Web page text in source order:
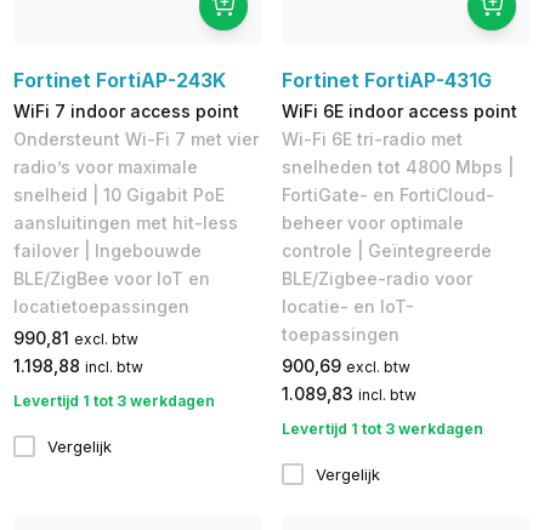
Fortinet FortiAP-243K
WiFi 7 indoor access point
Ondersteunt Wi-Fi 7 met vier
radio’s voor maximale
snelheid | 10 Gigabit PoE
aansluitingen met hit-less
failover | Ingebouwde
BLE/ZigBee voor IoT en
locatietoepassingen
990,81 excl. btw
1.198,88 incl. btw
Levertijd 1 tot 3 werkdagen
Vergelijk
Fortinet FortiAP-431G
WiFi 6E indoor access point
Wi-Fi 6E tri-radio met
snelheden tot 4800 Mbps |
FortiGate- en FortiCloud-
beheer voor optimale
controle | Geïntegreerde
BLE/Zigbee-radio voor
locatie- en IoT-
toepassingen
900,69 excl. btw
1.089,83 incl. btw
Levertijd 1 tot 3 werkdagen
Vergelijk